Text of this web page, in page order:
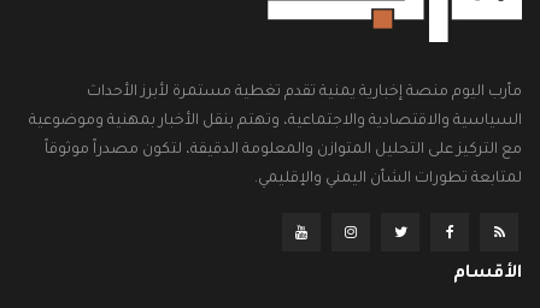
مأرب اليوم منصة إخبارية يمنية تقدم تغطية مستمرة لأبرز الأحداث
السياسية والاقتصادية والاجتماعية، وتهتم بنقل الأخبار بمهنية وموضوعية
مع التركيز على التحليل المتوازن والمعلومة الدقيقة، لتكون مصدراً موثوقاً
لمتابعة تطورات الشأن اليمني والإقليمي.
الأقسام